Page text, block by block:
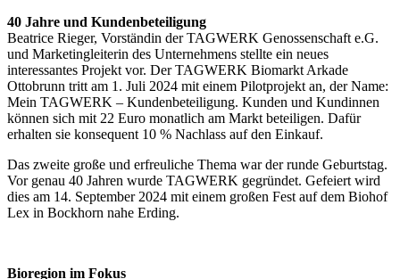
40 Jahre und Kundenbeteiligung
Beatrice Rieger, Vorständin der TAGWERK Genossenschaft e.G.
und Marketingleiterin des Unternehmens stellte ein neues
interessantes Projekt vor. Der TAGWERK Biomarkt Arkade
Ottobrunn tritt am 1. Juli 2024 mit einem Pilotprojekt an, der Name:
Mein TAGWERK – Kundenbeteiligung. Kunden und Kundinnen
können sich mit 22 Euro monatlich am Markt beteiligen. Dafür
erhalten sie konsequent 10 % Nachlass auf den Einkauf.
Das zweite große und erfreuliche Thema war der runde Geburtstag.
Vor genau 40 Jahren wurde TAGWERK gegründet. Gefeiert wird
dies am 14. September 2024 mit einem großen Fest auf dem Biohof
Lex in Bockhorn nahe Erding.
Bioregion im Fokus